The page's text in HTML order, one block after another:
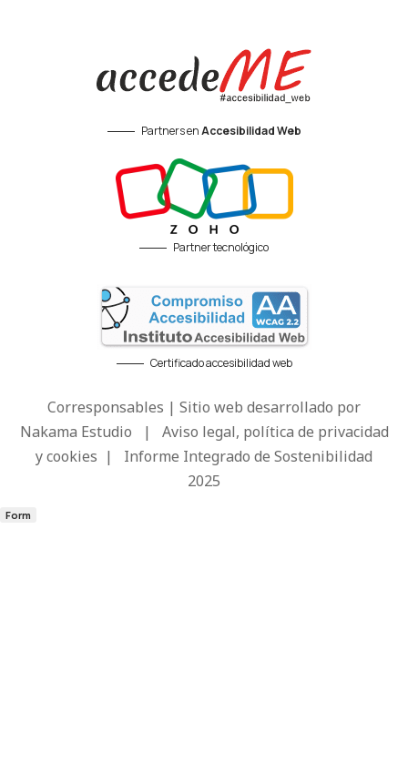
Partners enAccesibilidad Web
Partner tecnológico
Certificado accesibilidad web
Corresponsables | Sitio web desarrollado por
Nakama Estudio | Aviso legal, política de privacidad
y cookies | Informe Integrado de Sostenibilidad
2025
Form